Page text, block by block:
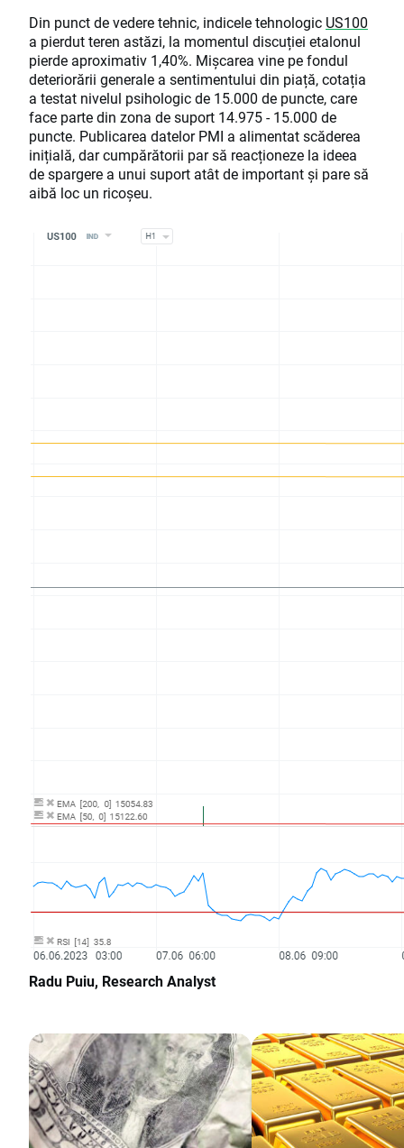
Din punct de vedere tehnic, indicele tehnologic US100
a pierdut teren astăzi, la momentul discuției etalonul
pierde aproximativ 1,40%. Mișcarea vine pe fondul
deteriorării generale a sentimentului din piață, cotația
a testat nivelul psihologic de 15.000 de puncte, care
face parte din zona de suport 14.975 - 15.000 de
puncte. Publicarea datelor PMI a alimentat scăderea
inițială, dar cumpărătorii par să reacționeze la ideea
de spargere a unui suport atât de important și pare să
aibă loc un ricoșeu.
Radu Puiu, Research Analyst